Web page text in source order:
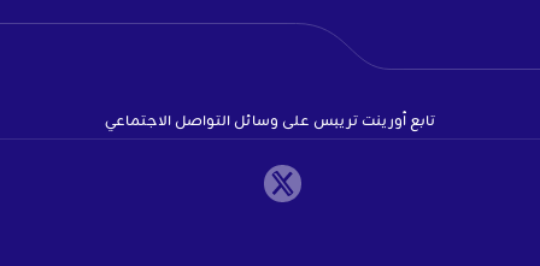
تابع أورينت تريبس على وسائل التواصل الاجتماعي